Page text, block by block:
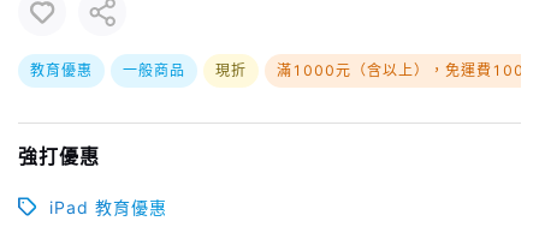
教育優惠 一般商品 現折 滿1000元（含以上），免運費100元
強打優惠
iPad 教育優惠